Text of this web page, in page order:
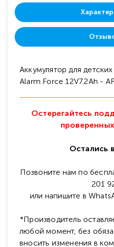
Аккумулятор для
Alarm Force 12V7.2Ah -
Остерегайтесь
Остались
Позвоните нам по
201
или напишите в
*Производитель
любой момент, без
вносить изменения в